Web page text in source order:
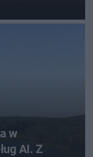
w
AI. Z